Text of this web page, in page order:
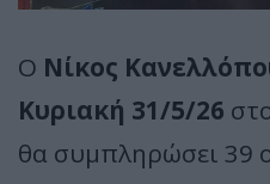
Ο Νίκος
Κυριακή 31/5/26
θα συμπληρώσει 39